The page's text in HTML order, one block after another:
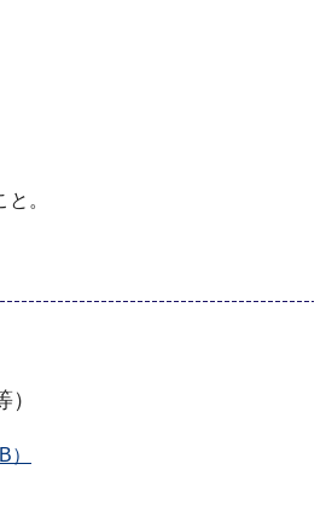
。